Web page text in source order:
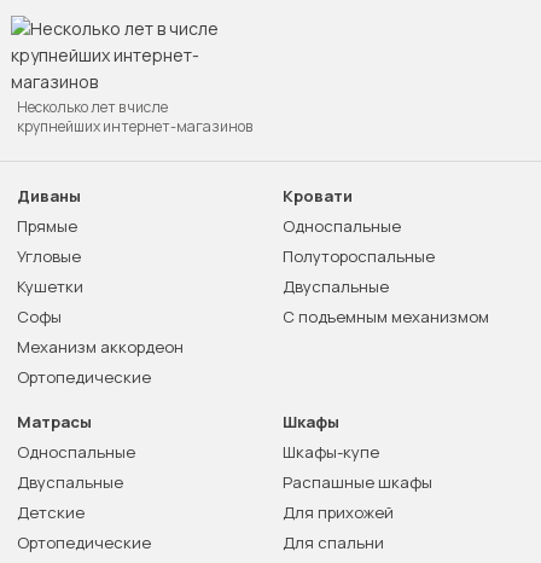
Несколько лет в числе
крупнейших интернет-магазинов
Диваны
Прямые
Угловые
Кушетки
Софы
Механизм аккордеон
Ортопедические
Кровати
Односпальные
Полутороспальные
Двуспальные
С подъемным механизмом
Матрасы
Односпальные
Двуспальные
Детские
Ортопедические
Шкафы
Шкафы-купе
Распашные шкафы
Для прихожей
Для спальни